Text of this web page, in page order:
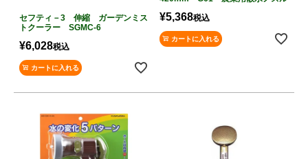
セフティ－3 伸縮 ガーデンミス
トクーラー SGMC-6
¥6,028税込
カートに入れる
¥5,368税込
カートに入れる